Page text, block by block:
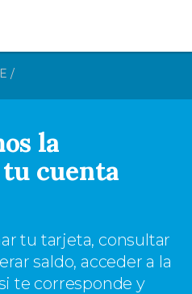
la
cuenta
tu tarjeta, consultar
saldo, acceder a la
te corresponde y